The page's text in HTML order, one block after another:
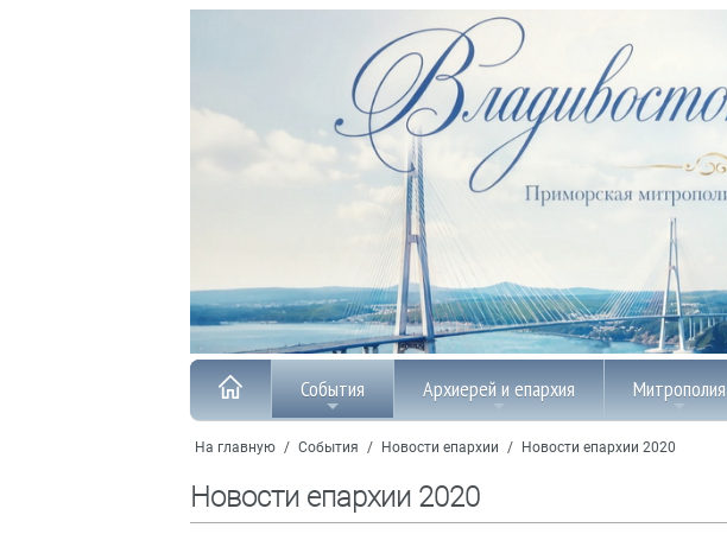
События Архиерей и епархия Митрополия
На главную / События / Новости епархии / Новости епархии 2020
Новости епархии 2020